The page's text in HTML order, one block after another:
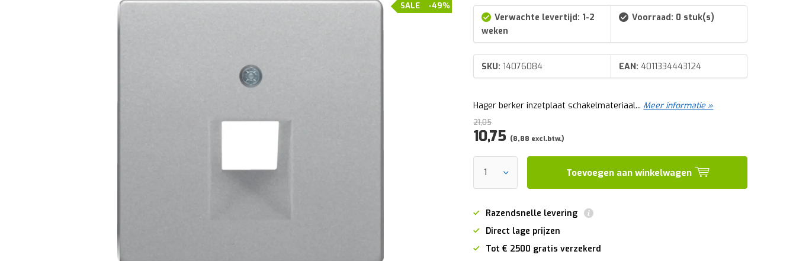
-49%
SALE
Verwachte levertijd: 1-2
weken
Voorraad: 0 stuk(s)
SKU: 14076084 EAN: 4011334443124
Hager berker inzetplaat schakelmateriaal... Meer informatie »
21,05
10,75 (8,88 excl.btw.)
Toevoegen aan winkelwagen
Razendsnelle levering
Direct lage prijzen
Tot € 2500 gratis verzekerd